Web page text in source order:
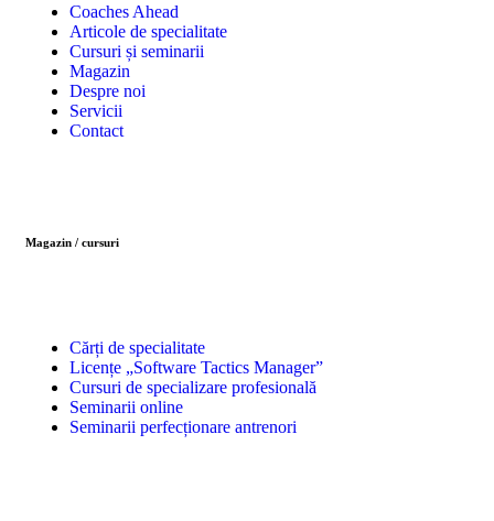
Coaches Ahead
Articole de specialitate
Cursuri și seminarii
Magazin
Despre noi
Servicii
Contact
Magazin / cursuri
Cărți de specialitate
Licențe „Software Tactics Manager”
Cursuri de specializare profesională
Seminarii online
Seminarii perfecționare antrenori